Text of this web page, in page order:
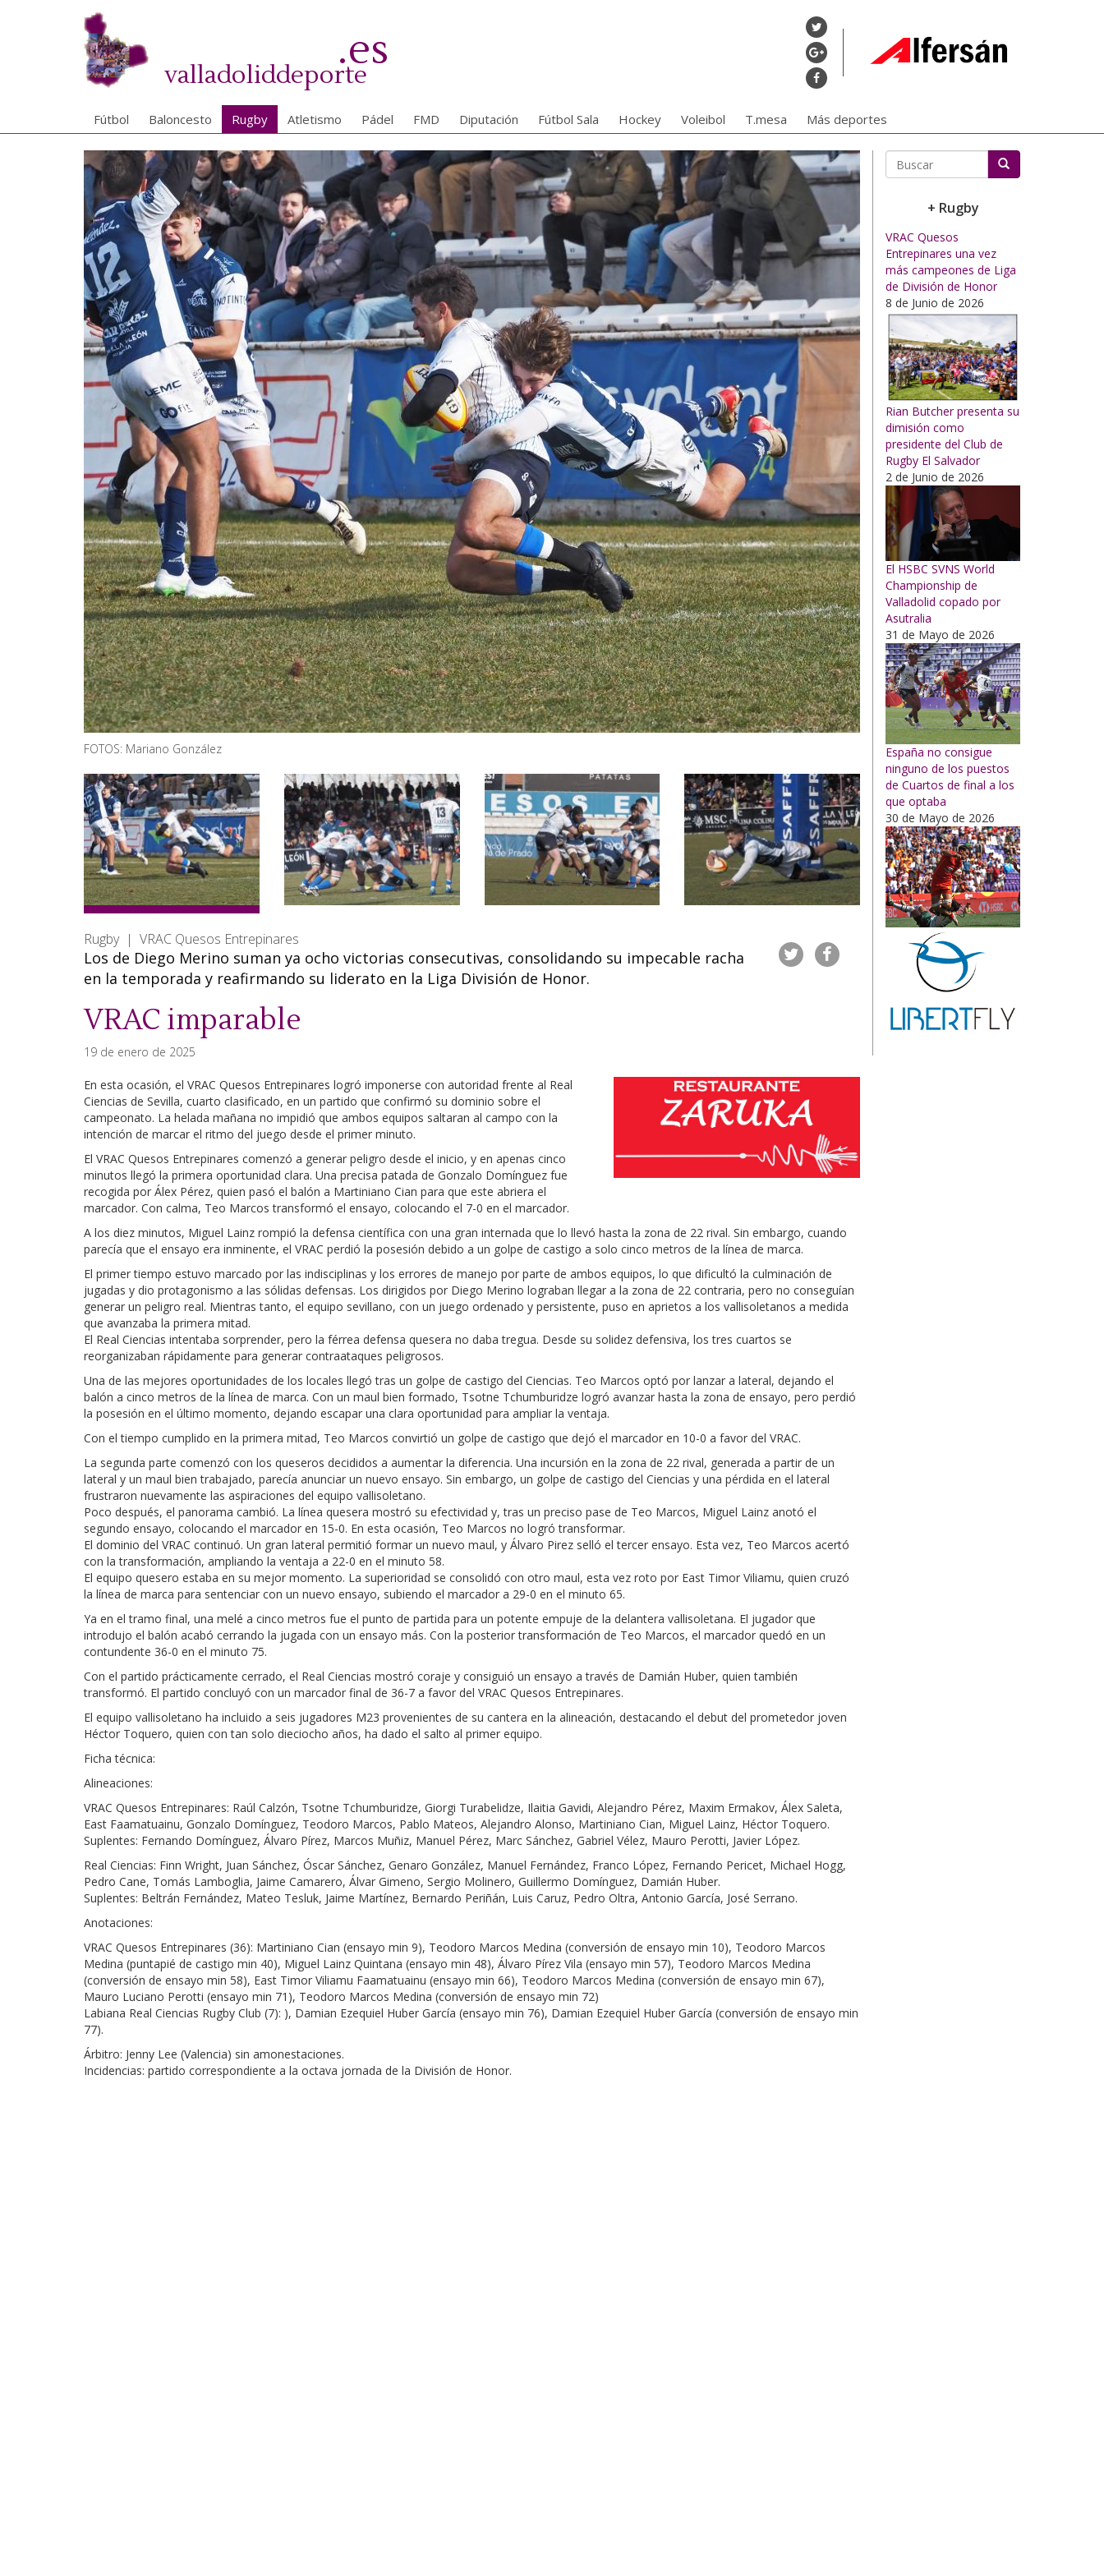
valladoliddeporte
.es
Fútbol Baloncesto Rugby Atletismo Pádel FMD Diputación Fútbol Sala Hockey Voleibol T.mesa Más deportes
FOTOS: Mariano González
Rugby | VRAC Quesos Entrepinares
Los de Diego Merino suman ya ocho victorias consecutivas, consolidando su impecable racha
en la temporada y reafirmando su liderato en la Liga División de Honor.
VRAC imparable
19 de enero de 2025
En esta ocasión, el VRAC Quesos Entrepinares logró imponerse con autoridad frente al Real
Ciencias de Sevilla, cuarto clasificado, en un partido que confirmó su dominio sobre el
campeonato. La helada mañana no impidió que ambos equipos saltaran al campo con la
intención de marcar el ritmo del juego desde el primer minuto.
El VRAC Quesos Entrepinares comenzó a generar peligro desde el inicio, y en apenas cinco
minutos llegó la primera oportunidad clara. Una precisa patada de Gonzalo Domínguez fue
recogida por Álex Pérez, quien pasó el balón a Martiniano Cian para que este abriera el
marcador. Con calma, Teo Marcos transformó el ensayo, colocando el 7-0 en el marcador.
A los diez minutos, Miguel Lainz rompió la defensa científica con una gran internada que lo llevó hasta la zona de 22 rival. Sin embargo, cuando
parecía que el ensayo era inminente, el VRAC perdió la posesión debido a un golpe de castigo a solo cinco metros de la línea de marca.
El primer tiempo estuvo marcado por las indisciplinas y los errores de manejo por parte de ambos equipos, lo que dificultó la culminación de
jugadas y dio protagonismo a las sólidas defensas. Los dirigidos por Diego Merino lograban llegar a la zona de 22 contraria, pero no conseguían
generar un peligro real. Mientras tanto, el equipo sevillano, con un juego ordenado y persistente, puso en aprietos a los vallisoletanos a medida
que avanzaba la primera mitad.
El Real Ciencias intentaba sorprender, pero la férrea defensa quesera no daba tregua. Desde su solidez defensiva, los tres cuartos se
reorganizaban rápidamente para generar contraataques peligrosos.
Una de las mejores oportunidades de los locales llegó tras un golpe de castigo del Ciencias. Teo Marcos optó por lanzar a lateral, dejando el
balón a cinco metros de la línea de marca. Con un maul bien formado, Tsotne Tchumburidze logró avanzar hasta la zona de ensayo, pero perdió
la posesión en el último momento, dejando escapar una clara oportunidad para ampliar la ventaja.
Con el tiempo cumplido en la primera mitad, Teo Marcos convirtió un golpe de castigo que dejó el marcador en 10-0 a favor del VRAC.
La segunda parte comenzó con los queseros decididos a aumentar la diferencia. Una incursión en la zona de 22 rival, generada a partir de un
lateral y un maul bien trabajado, parecía anunciar un nuevo ensayo. Sin embargo, un golpe de castigo del Ciencias y una pérdida en el lateral
frustraron nuevamente las aspiraciones del equipo vallisoletano.
Poco después, el panorama cambió. La línea quesera mostró su efectividad y, tras un preciso pase de Teo Marcos, Miguel Lainz anotó el
segundo ensayo, colocando el marcador en 15-0. En esta ocasión, Teo Marcos no logró transformar.
El dominio del VRAC continuó. Un gran lateral permitió formar un nuevo maul, y Álvaro Pirez selló el tercer ensayo. Esta vez, Teo Marcos acertó
con la transformación, ampliando la ventaja a 22-0 en el minuto 58.
El equipo quesero estaba en su mejor momento. La superioridad se consolidó con otro maul, esta vez roto por East Timor Viliamu, quien cruzó
la línea de marca para sentenciar con un nuevo ensayo, subiendo el marcador a 29-0 en el minuto 65.
Ya en el tramo final, una melé a cinco metros fue el punto de partida para un potente empuje de la delantera vallisoletana. El jugador que
introdujo el balón acabó cerrando la jugada con un ensayo más. Con la posterior transformación de Teo Marcos, el marcador quedó en un
contundente 36-0 en el minuto 75.
Con el partido prácticamente cerrado, el Real Ciencias mostró coraje y consiguió un ensayo a través de Damián Huber, quien también
transformó. El partido concluyó con un marcador final de 36-7 a favor del VRAC Quesos Entrepinares.
El equipo vallisoletano ha incluido a seis jugadores M23 provenientes de su cantera en la alineación, destacando el debut del prometedor joven
Héctor Toquero, quien con tan solo dieciocho años, ha dado el salto al primer equipo.
Ficha técnica:
Alineaciones:
VRAC Quesos Entrepinares: Raúl Calzón, Tsotne Tchumburidze, Giorgi Turabelidze, Ilaitia Gavidi, Alejandro Pérez, Maxim Ermakov, Álex Saleta,
East Faamatuainu, Gonzalo Domínguez, Teodoro Marcos, Pablo Mateos, Alejandro Alonso, Martiniano Cian, Miguel Lainz, Héctor Toquero.
Suplentes: Fernando Domínguez, Álvaro Pírez, Marcos Muñiz, Manuel Pérez, Marc Sánchez, Gabriel Vélez, Mauro Perotti, Javier López.
Real Ciencias: Finn Wright, Juan Sánchez, Óscar Sánchez, Genaro González, Manuel Fernández, Franco López, Fernando Pericet, Michael Hogg,
Pedro Cane, Tomás Lamboglia, Jaime Camarero, Álvar Gimeno, Sergio Molinero, Guillermo Domínguez, Damián Huber.
Suplentes: Beltrán Fernández, Mateo Tesluk, Jaime Martínez, Bernardo Periñán, Luis Caruz, Pedro Oltra, Antonio García, José Serrano.
Anotaciones:
VRAC Quesos Entrepinares (36): Martiniano Cian (ensayo min 9), Teodoro Marcos Medina (conversión de ensayo min 10), Teodoro Marcos
Medina (puntapié de castigo min 40), Miguel Lainz Quintana (ensayo min 48), Álvaro Pírez Vila (ensayo min 57), Teodoro Marcos Medina
(conversión de ensayo min 58), East Timor Viliamu Faamatuainu (ensayo min 66), Teodoro Marcos Medina (conversión de ensayo min 67),
Mauro Luciano Perotti (ensayo min 71), Teodoro Marcos Medina (conversión de ensayo min 72)
Labiana Real Ciencias Rugby Club (7): ), Damian Ezequiel Huber García (ensayo min 76), Damian Ezequiel Huber García (conversión de ensayo min
77).
Árbitro: Jenny Lee (Valencia) sin amonestaciones.
Incidencias: partido correspondiente a la octava jornada de la División de Honor.
+ Rugby
VRAC Quesos
Entrepinares una vez
más campeones de Liga
de División de Honor
8 de Junio de 2026
Rian Butcher presenta su
dimisión como
presidente del Club de
Rugby El Salvador
2 de Junio de 2026
El HSBC SVNS World
Championship de
Valladolid copado por
Asutralia
31 de Mayo de 2026
España no consigue
ninguno de los puestos
de Cuartos de final a los
que optaba
30 de Mayo de 2026